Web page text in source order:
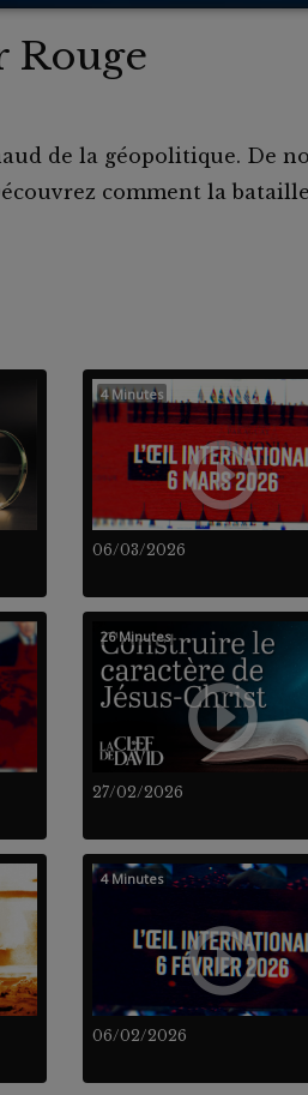
Rouge
de la géopolitique. De
comment la
06/03/2026
4 Minutes
27/02/2026
26 Minutes
06/02/2026
4 Minutes